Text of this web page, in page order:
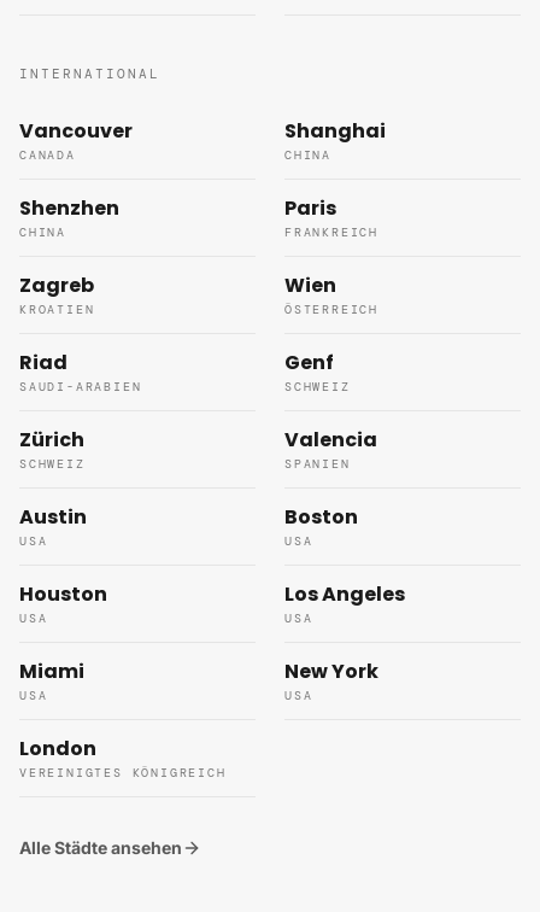
INTERNATIONAL
Vancouver
CANADA
Shanghai
CHINA
Shenzhen
CHINA
Paris
FRANKREICH
Zagreb
KROATIEN
Wien
ÖSTERREICH
Riad
SAUDI-ARABIEN
Genf
SCHWEIZ
Zürich
SCHWEIZ
Valencia
SPANIEN
Austin
USA
Boston
USA
Houston
USA
Los Angeles
USA
Miami
USA
New York
USA
London
VEREINIGTES KÖNIGREICH
Alle Städte ansehen